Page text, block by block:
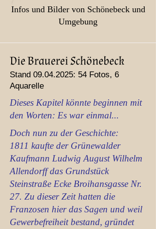
Infos und Bilder von Schönebeck und
Umgebung
Die Brauerei Schönebeck
Stand 09.04.2025: 54 Fotos, 6
Aquarelle
Dieses Kapitel könnte beginnen mit
den Worten: Es war einmal...
Doch nun zu der Geschichte:
1811 kaufte der Grünewalder
Kaufmann Ludwig August Wilhelm
Allendorff das Grundstück
Steinstraße Ecke Broihansgasse Nr.
27. Zu dieser Zeit hatten die
Franzosen hier das Sagen und weil
Gewerbefreiheit bestand, gründet